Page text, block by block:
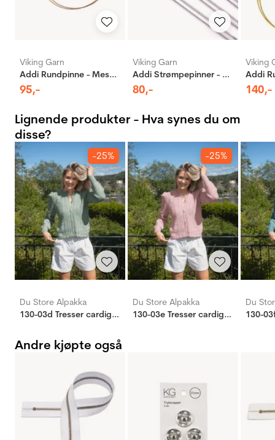
Viking Garn
Addi Rundpinne - Messing
95,-
Viking Garn
Addi Strømpepinner - Aluminium
80,-
Viking
140,-
Lignende produkter - Hva synes du om
disse?
-25%
Du Store Alpakka
130-03d Tresser cardigan (Sterk)
-25%
Du Store Alpakka
130-03e Tresser cardigan (Sterk)
Du
Andre kjøpte også